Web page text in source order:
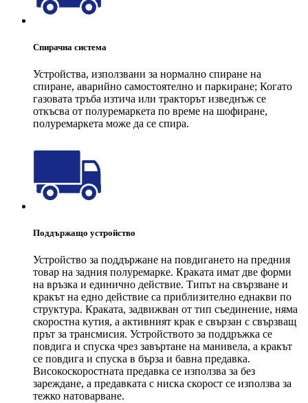
Спирачна система
Устройства, използвани за нормално спиране на
спиране, аварийно самостоятелно и паркиране; Когато
газовата тръба изтича или тракторът изведнъж се
откъсва от полуремаркета по време на шофиране,
полуремаркета може да се спира.
Поддържащо устройство
Устройство за поддържане на повдигането на предния
товар на задния полуремарке. Краката имат две форми
на връзка и единично действие. Типът на свързване и
кракът на едно действие са приблизително еднакви по
структура. Краката, задвижван от тип съединение, няма
скоростна кутия, а активният крак е свързан с свързващ
прът за трансмисия. Устройството за поддръжка се
повдига и спуска чрез завъртане на манивела, а кракът
се повдига и спуска в бърза и бавна предавка.
Високоскоростната предавка се използва за без
зареждане, а предавката с ниска скорост се използва за
тежко натоварване.